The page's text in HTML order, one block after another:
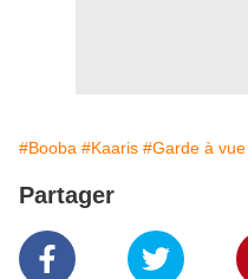
#Booba #Kaaris #Garde à vue
Partager